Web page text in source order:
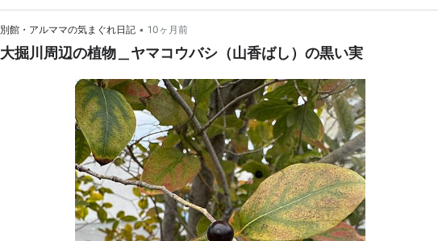
別館・アルママの気まぐれ日記 • 10ヶ月前
大掘川周辺の植物＿ヤマコウバシ（山香ばし）の黒い実